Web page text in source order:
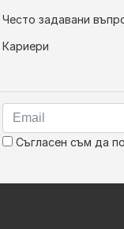
Често задавани
Кариери
Съгласен съм да